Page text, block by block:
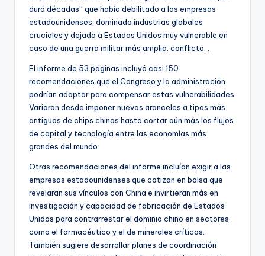
duró décadas” que había debilitado a las empresas
estadounidenses, dominado industrias globales
cruciales y dejado a Estados Unidos muy vulnerable en
caso de una guerra militar más amplia. conflicto. .
El informe de 53 páginas incluyó casi 150
recomendaciones que el Congreso y la administración
podrían adoptar para compensar estas vulnerabilidades.
Variaron desde imponer nuevos aranceles a tipos más
antiguos de chips chinos hasta cortar aún más los flujos
de capital y tecnología entre las economías más
grandes del mundo.
Otras recomendaciones del informe incluían exigir a las
empresas estadounidenses que cotizan en bolsa que
revelaran sus vínculos con China e invirtieran más en
investigación y capacidad de fabricación de Estados
Unidos para contrarrestar el dominio chino en sectores
como el farmacéutico y el de minerales críticos.
También sugiere desarrollar planes de coordinación